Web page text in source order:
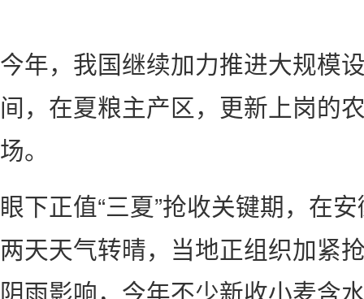
今年，我国继续加力推进大规模
间，在夏粮主产区，更新上岗的
场。
眼下正值“三夏”抢收关键期，在
两天天气转晴，当地正组织加紧
阴雨影响，今年不少新收小麦含